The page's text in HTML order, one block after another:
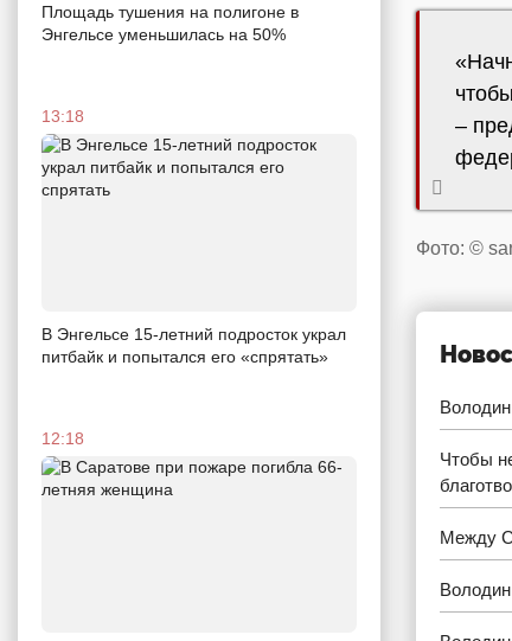
Площадь тушения на полигоне в
Энгельсе уменьшилась на 50%
13:18
В Энгельсе 15-летний подросток украл
питбайк и попытался его «спрятать»
12:18
–
Фото: ©
Чтобы
Между
Володин